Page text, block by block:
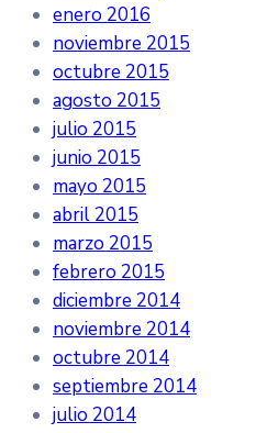
enero 2016
noviembre 2015
octubre 2015
agosto 2015
julio 2015
junio 2015
mayo 2015
abril 2015
marzo 2015
febrero 2015
diciembre 2014
noviembre 2014
octubre 2014
septiembre 2014
julio 2014